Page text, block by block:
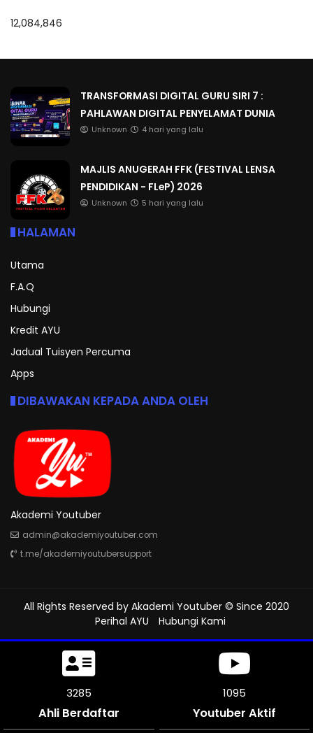
12,084,846
TRANSFORMASI DIGITAL GURU SIRI 7 :
PAHLAWAN DIGITAL PENYELAMAT DUNIA
Unknown 4 hari yang lalu
MAJLIS ANUGERAH FFK (FESTIVAL LENSA
PENDIDIKAN - FLeP) 2026
Unknown 5 hari yang lalu
HALAMAN
Utama
F.A.Q
Hubungi
Kredit AYU
Jadual Tuisyen Percuma
Apps
DIBAWAKAN KEPADA ANDA OLEH
Akademi Youtuber
admin@akademiyoutuber.com
t.me/akademiyoutubersupport
All Rights Reserved by Akademi Youtuber © Since 2020
Perihal AYU
Hubungi Kami
3615
Ahli Berdaftar
1205
Youtuber Aktif